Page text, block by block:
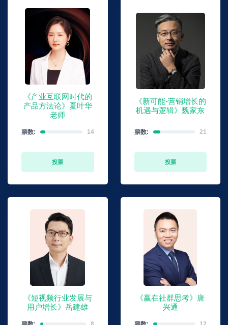
《产业互联网时代的
产品方法论》夏叶华
老师
票数: 14
投票
《新可能-营销增长的
机遇与逻辑》魏家东
票数: 21
投票
《短视频行业发展与
用户增长》岳建雄
《赢在社群思考》唐
兴通